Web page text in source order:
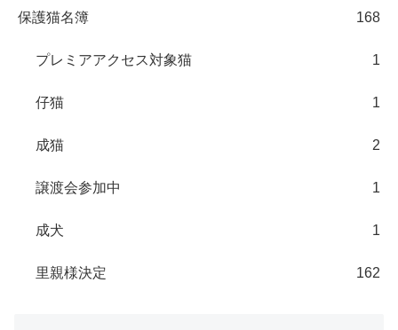
保護猫名簿 168
プレミアアクセス対象猫 1
仔猫 1
成猫 2
譲渡会参加中 1
成犬 1
里親様決定 162